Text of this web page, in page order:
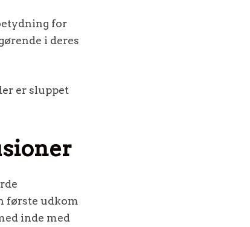
for
i deres
er sluppet
første udkom
inde med